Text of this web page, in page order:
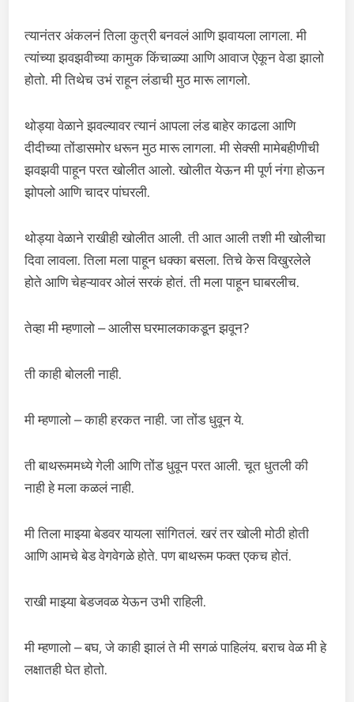
त्यानंतर अंकलनं तिला कुत्री बनवलं आणि झवायला लागला. मी
त्यांच्या झवझवीच्या कामुक किंचाळ्या आणि आवाज ऐकून वेडा झालो
होतो. मी तिथेच उभं राहून लंडाची मुठ मारू लागलो.
थोड्या वेळाने झवल्यावर त्यानं आपला लंड बाहेर काढला आणि
दीदीच्या तोंडासमोर धरून मुठ मारू लागला. मी सेक्सी मामेबहीणीची
झवझवी पाहून परत खोलीत आलो. खोलीत येऊन मी पूर्ण नंगा होऊन
झोपलो आणि चादर पांघरली.
थोड्या वेळाने राखीही खोलीत आली. ती आत आली तशी मी खोलीचा
दिवा लावला. तिला मला पाहून धक्का बसला. तिचे केस विखुरलेले
होते आणि चेहऱ्यावर ओलं सरकं होतं. ती मला पाहून घाबरलीच.
तेव्हा मी म्हणालो – आलीस घरमालकाकडून झवून?
ती काही बोलली नाही.
मी म्हणालो – काही हरकत नाही. जा तोंड धुवून ये.
ती बाथरूममध्ये गेली आणि तोंड धुवून परत आली. चूत धुतली की
नाही हे मला कळलं नाही.
मी तिला माझ्या बेडवर यायला सांगितलं. खरं तर खोली मोठी होती
आणि आमचे बेड वेगवेगळे होते. पण बाथरूम फक्त एकच होतं.
राखी माझ्या बेडजवळ येऊन उभी राहिली.
मी म्हणालो – बघ, जे काही झालं ते मी सगळं पाहिलंय. बराच वेळ मी हे
लक्षातही घेत होतो.